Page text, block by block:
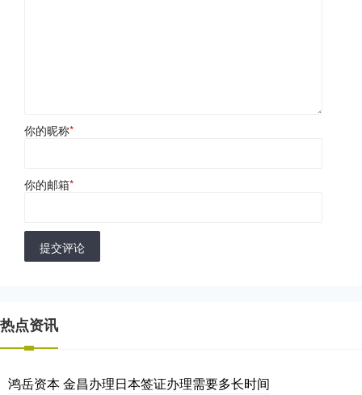
你的昵称*
你的邮箱*
提交评论
热点资讯
鸿岳资本 金昌办理日本签证办理需要多长时间